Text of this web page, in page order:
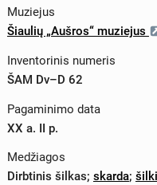
Muziejus
Šiaulių „Aušros“ muziejus
Inventorinis numeris
ŠAM Dv–D 62
Pagaminimo data
XX a. II p.
Medžiagos
Dirbtinis šilkas; skarda;